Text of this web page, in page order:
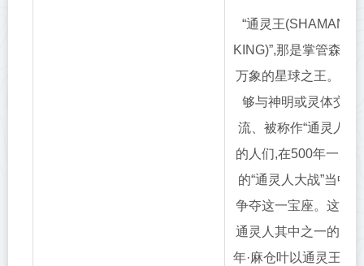
“通灵王(SHAMAN
KING)”,那是掌管森罗
万象的星球之王。能
够与神明或灵体交
流、被称作“通灵人”
的人们,在500年一度
的“通灵人大战”当中
争夺这一宝座。这些
通灵人其中之一的少
年·麻仓叶以通灵王为